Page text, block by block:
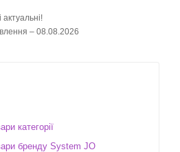
актуальні!
– 08.08.2026
категорії
бренду System JO